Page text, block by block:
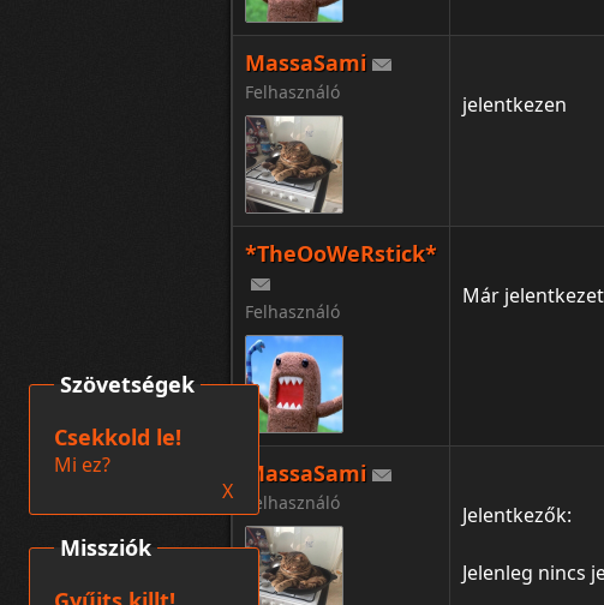
MassaSami
Felhasználó
jelentkezen
*TheOoWeRstick*
Felhasználó
Már
MassaSami
Felhasználó
Jelentkezők:
Jelenleg nincs
Missziók
Szövetségek
Csekkold le!
Mi ez?
X